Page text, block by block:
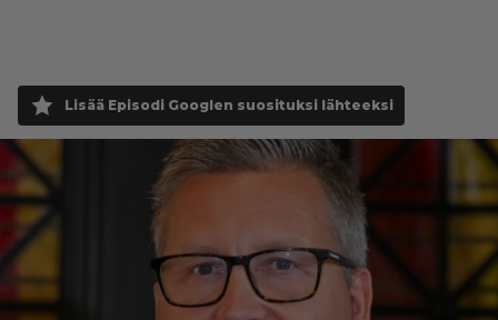
Lisää Episodi Googlen suosituksi lähteeksi